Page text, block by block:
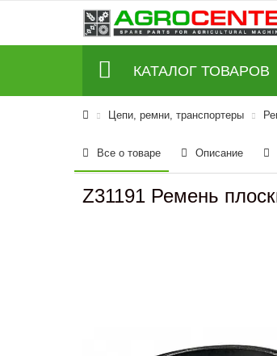
КАТАЛОГ ТОВАРОВ
Цепи, ремни, транспортеры
Все о товаре Описание
Z31191 Ремень